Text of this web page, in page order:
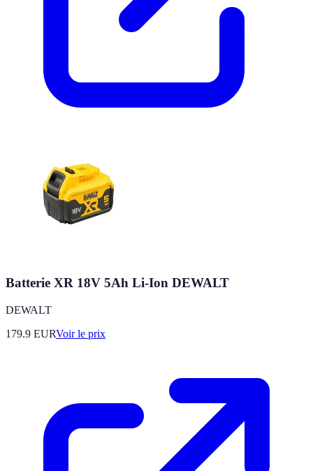
Batterie XR 18V 5Ah Li-Ion DEWALT
DEWALT
179.9 EURVoir le prix